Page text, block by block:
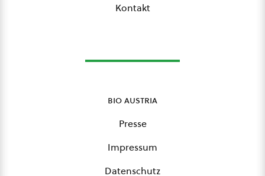
Kontakt
bio austria
Presse
Impressum
Datenschutz